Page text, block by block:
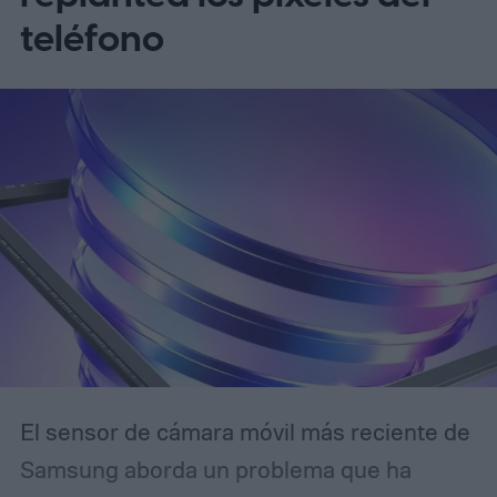
teléfono
El sensor de cámara móvil más reciente de
Samsung aborda un problema que ha